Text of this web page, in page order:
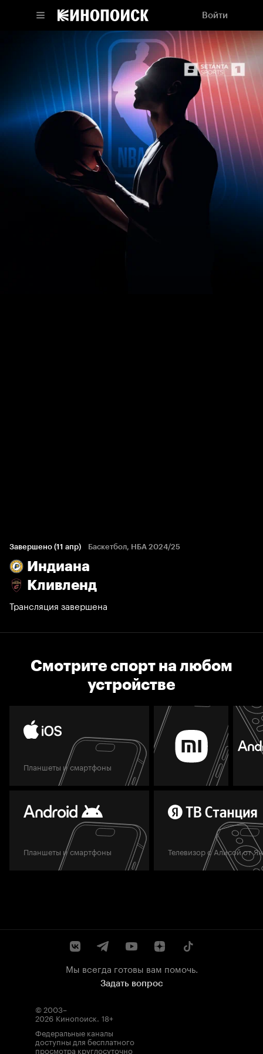
Войти
Завершено (11 апр) Баскетбол, НБА 2024/25
Индиана
Кливленд
Трансляция завершена
Смотрите спорт на любом
устройстве
Планшеты и смартфоны
Планшеты и смартфоны Телевизор с Алисой от
Мы всегда готовы вам помочь.
Задать вопрос
© 2003–
2026 Кинопоиск. 18+
Федеральные каналы
доступны для бесплатного
просмотра круглосуточно